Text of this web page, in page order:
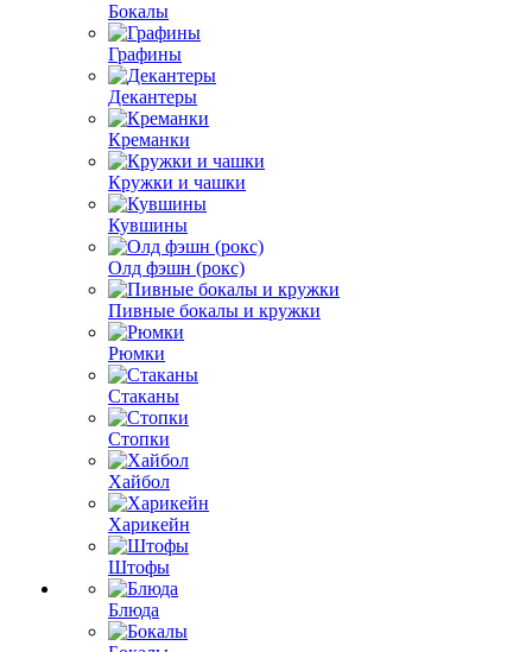
Бокалы
Графины
Декантеры
Креманки
Кружки и чашки
Кувшины
Олд фэшн (рокс)
Пивные бокалы и кружки
Рюмки
Стаканы
Стопки
Хайбол
Харикейн
Штофы
Блюда